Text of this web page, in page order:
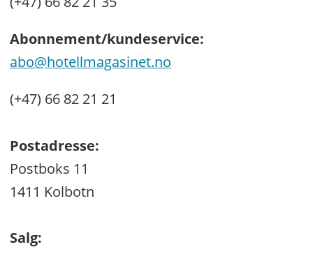
Abonnement/kundeservice:
abo@hotellmagasinet.no
(+47) 66 82 21 21
Postadresse:
Postboks 11
1411 Kolbotn
Salg: